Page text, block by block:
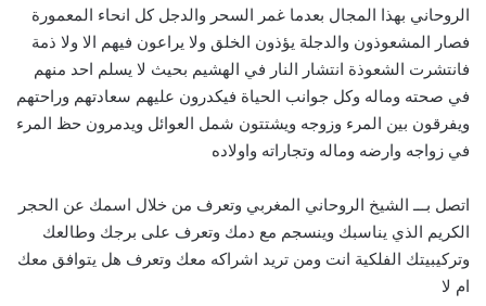
الروحاني بهذا المجال بعدما غمر السحر والدجل كل انحاء المعمورة
فصار المشعوذون والدجلة يؤذون الخلق ولا يراعون فيهم الا ولا ذمة
فانتشرت الشعوذة انتشار النار في الهشيم بحيث لا يسلم احد منهم
في صحته وماله وكل جوانب الحياة فيكدرون عليهم سعادتهم وراحتهم
ويفرقون بين المرء وزوجه ويشتتون شمل العوائل ويدمرون حظ المرء
في زواجه وارضه وماله وتجاراته واولاده
اتصل بـــ الشيخ الروحاني المغربي وتعرف من خلال اسمك عن الحجر
الكريم الذي يناسبك وينسجم مع دمك وتعرف على برجك وطالعك
وتركيبيتك الفلكية انت ومن تريد اشراكه معك وتعرف هل يتوافق معك
ام لا